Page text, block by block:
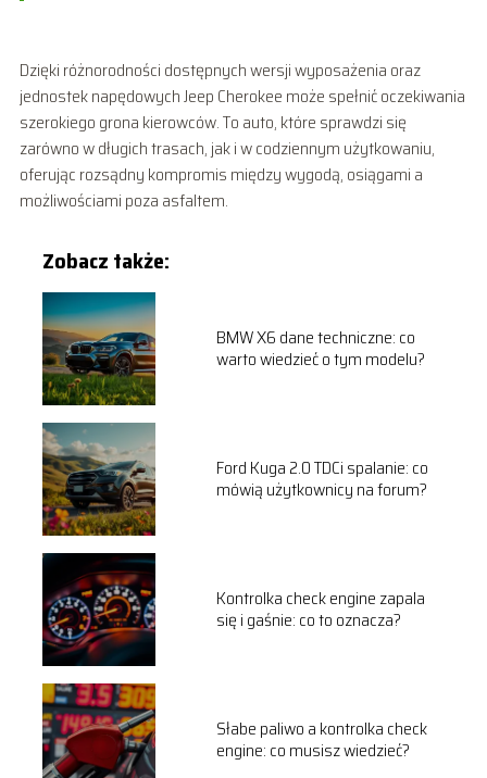
Dzięki różnorodności dostępnych wersji wyposażenia oraz
jednostek napędowych Jeep Cherokee może spełnić oczekiwania
szerokiego grona kierowców. To auto, które sprawdzi się
zarówno w długich trasach, jak i w codziennym użytkowaniu,
oferując rozsądny kompromis między wygodą, osiągami a
możliwościami poza asfaltem.
Zobacz także:
BMW X6 dane techniczne: co
warto wiedzieć o tym modelu?
Ford Kuga 2.0 TDCi spalanie: co
mówią użytkownicy na forum?
Kontrolka check engine zapala
się i gaśnie: co to oznacza?
Słabe paliwo a kontrolka check
engine: co musisz wiedzieć?